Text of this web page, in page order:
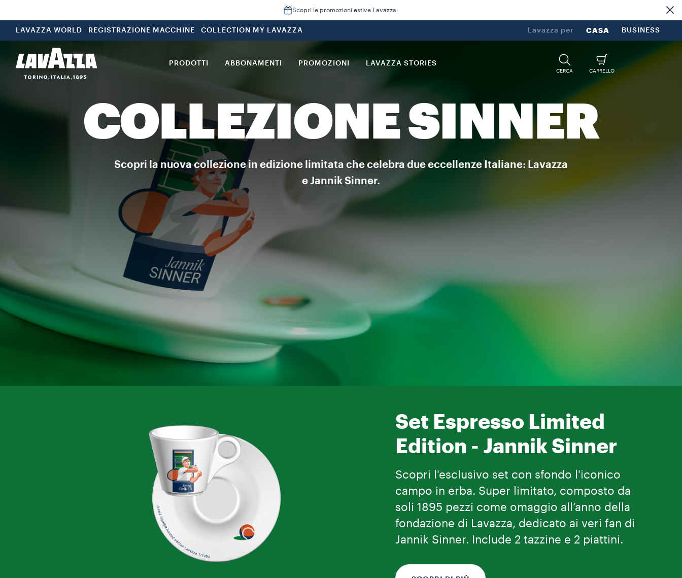
Scopri le promozioni estive Lavazza.
LAVAZZA WORLD REGISTRAZIONE MACCHINE COLLECTION MY LAVAZZA Lavazza per CASA BUSINESS
PRODOTTI ABBONAMENTI PROMOZIONI LAVAZZA STORIES
CERCA CARRELLO
COLLEZIONE SINNER
Scopri la nuova collezione in edizione limitata che celebra due eccellenze Italiane: Lavazza
e Jannik Sinner.
Set Espresso Limited
Edition - Jannik Sinner
Scopri l'esclusivo set con sfondo l'iconico
campo in erba. Super limitato, composto da
soli 1895 pezzi come omaggio all’anno della
fondazione di Lavazza, dedicato ai veri fan di
Jannik Sinner. Include 2 tazzine e 2 piattini.